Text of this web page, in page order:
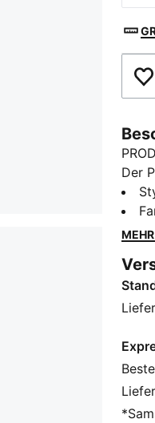
Der
mit